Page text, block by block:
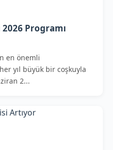
Programı
en önemli
yıl büyük bir coşkuyla
2...